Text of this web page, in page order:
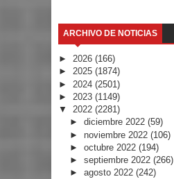
ARCHIVO DE NOTICIAS
► 2026 (166)
► 2025 (1874)
► 2024 (2501)
► 2023 (1149)
▼ 2022 (2281)
► diciembre 2022 (59)
► noviembre 2022 (106)
► octubre 2022 (194)
► septiembre 2022 (266)
► agosto 2022 (242)